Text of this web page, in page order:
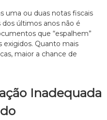
uma ou duas notas fiscais
últimos anos não é
que “espalhem”
exigidos. Quanto mais
maior a chance de
Inadequada